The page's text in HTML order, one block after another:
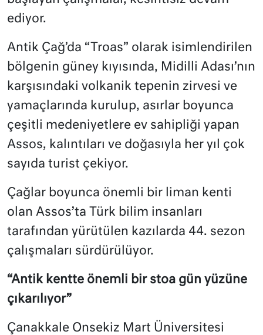
ediyor.
Antik Çağ’da “Troas” olarak isimlendirilen
bölgenin güney kıyısında, Midilli Adası’nın
karşısındaki volkanik tepenin zirvesi ve
yamaçlarında kurulup, asırlar boyunca
çeşitli medeniyetlere ev sahipliği yapan
Assos, kalıntıları ve doğasıyla her yıl çok
sayıda turist çekiyor.
Çağlar boyunca önemli bir liman kenti
olan Assos’ta Türk bilim insanları
tarafından yürütülen kazılarda 44. sezon
çalışmaları sürdürülüyor.
“Antik kentte önemli bir stoa gün yüzüne
çıkarılıyor”
Çanakkale Onsekiz Mart Üniversitesi